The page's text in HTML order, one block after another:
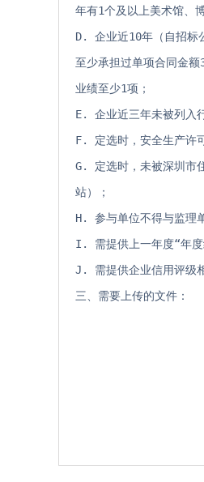
年有1个及以上美术馆、
D. 企业近10年（自招标
至少承担过单项合同金
业绩至少1项；
E. 企业近三年未被列入
F. 定选时，安全生产许
G. 定选时，未被深圳市
站）；
H. 参与单位不得与监理
I. 需提供上一年度“年度
J. 需提供企业信用评级
三、需要上传的文件：